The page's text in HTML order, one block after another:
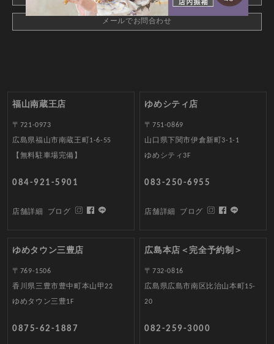
メールでお問合わせ
福山南蔵王店
〒721-0973
広島県福山市南蔵王町1-6-55
【無料駐車場完備】
084-921-5901
店舗詳細 ブログ
ゆめシティ店
〒751-0869
山口県下関市伊倉新町3-1-1
ゆめシティ3F
083-250-6955
店舗詳細 ブログ
ゆめタウン三豊店
〒769-1506
香川県三豊市豊中町本山甲22
ゆめタウン三豊1F
0875-62-1887
広島本店＜完全予約制＞
〒732-0816
広島県広島市南区比治山本町15-
20
082-259-3000